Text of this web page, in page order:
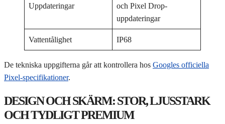
Uppdateringar
och Pixel Drop-
uppdateringar
Vattentålighet IP68
De tekniska uppgifterna går att kontrollera hos Googles officiella
Pixel-specifikationer.
DESIGN OCH SKÄRM: STOR, LJUSSTARK
OCH TYDLIGT PREMIUM